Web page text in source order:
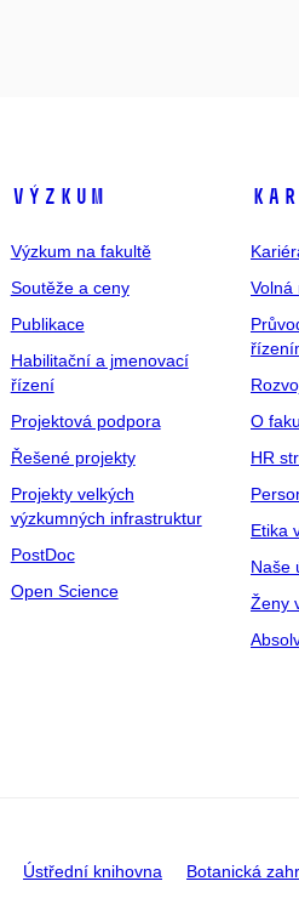
Výzkum
Výzkum na fakultě
Soutěže a ceny
Publikace
Habilitační a jmenovací
řízení
Projektová podpora
Řešené projekty
Projekty velkých
výzkumných infrastruktur
PostDoc
Open Science
Volná
O
HR
Etika
Naše
Ženy
Ústřední knihovna Botanická